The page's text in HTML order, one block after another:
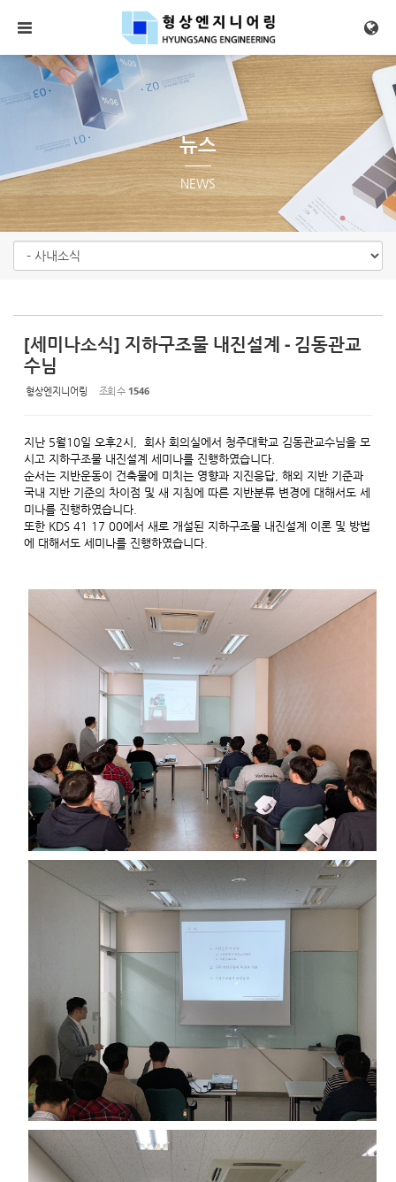
메뉴 건너뛰기
뉴스
NEWS
[세미나소식] 지하구조물 내진설계 - 김동관교
수님
형상엔지니어링 조회 수 1546
지난 5월10일 오후2시, 회사 회의실에서 청주대학교 김동관교수님을 모
시고 지하구조물 내진설계 세미나를 진행하였습니다.
순서는 지반운동이 건축물에 미치는 영향과 지진응답, 해외 지반 기준과
국내 지반 기준의 차이점 및 새 지침에 따른 지반분류 변경에 대해서도 세
미나를 진행하였습니다.
또한 KDS 41 17 00에서 새로 개설된 지하구조물 내진설계 이론 및 방법
에 대해서도 세미나를 진행하였습니다.